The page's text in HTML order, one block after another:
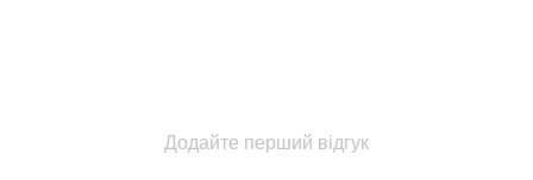
Додайте перший відгук